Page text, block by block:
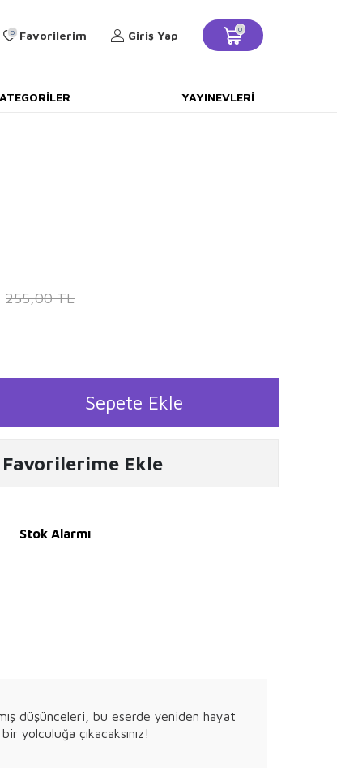
0 Favorilerim Giriş Yap 0
YAYINEVLERI
255,00TL
Sepete Ekle
Favorilerime Ekle
Stok Alarmı
düşünceleri, bu eserde yeniden hayat
yolculuğa çıkacaksınız!